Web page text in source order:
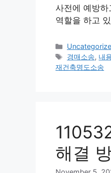
사전에 예방
역할을 하고
Categories
Tags
경매소송, 내
재건축명도소송
해결